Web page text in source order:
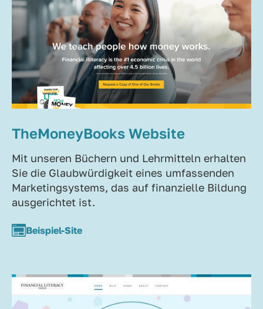
TheMoneyBooks Website
Mit unseren Büchern und Lehrmitteln erhalten
Sie die Glaubwürdigkeit eines umfassenden
Marketingsystems, das auf finanzielle Bildung
ausgerichtet ist.
Beispiel-Site